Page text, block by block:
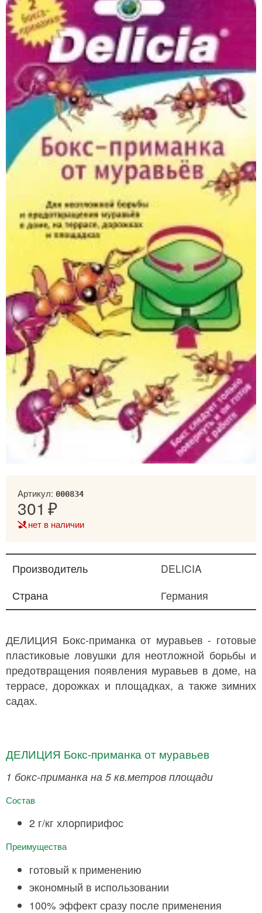
Артикул: 000834
301
нет в наличии
Производитель
DELICIA
Страна
Германия
ДЕЛИЦИЯ Бокс-приманка от муравьев - готовые
пластиковые ловушки для неотложной борьбы и
предотвращения появления муравьев в доме, на
террасе, дорожках и площадках, а также зимних
садах.
ДЕЛИЦИЯ Бокс-приманка от муравьев
1 бокс-приманка на 5 кв.метров площади
Состав
2 г/кг хлорпирифос
Преимущества
готовый к применению
экономный в использовании
100% эффект сразу после применения